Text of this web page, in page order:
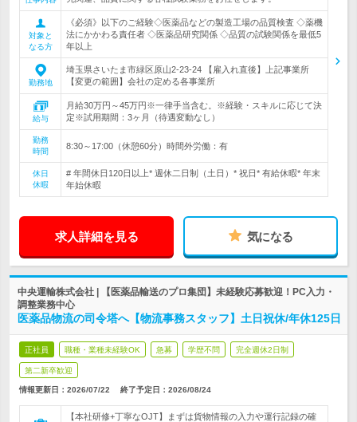
対象と
なる方
《必須》以下のご経験◇医薬品などの製造工場の品質検査 ◇薬機
法にかかわる責任者 ◇医薬品研究関係 ◇品質の試験関係を最低5
年以上
勤務地
埼玉県さいたま市緑区原山2-23-24 【雇入れ直後】上記事業所
【変更の範囲】会社の定める各事業所
給与
月給30万円～45万円※一律手当含む。※経験・スキルに応じて決
定※試用期間：3ヶ月（待遇変動なし）
勤務
時間
8:30～17:00（休憩60分）時間外労働：有
休日
休暇
# 年間休日120日以上* 週休二日制（土日）* 祝日* 有給休暇* 年末
年始休暇
求人詳細を見る 気になる
中央運輸株式会社 | 【医薬品輸送のプロ集団】未経験応募歓迎！PC入力・
調整業務中心
医薬品物流の司令塔へ【物流事務スタッフ】土日祝休/年休125日
正社員 職種・業種未経験OK 急募 学歴不問 完全週休2日制
第二新卒歓迎
情報更新日：2026/07/22 終了予定日： 2026/08/24
【本社研修+丁寧なOJT】まずは貨物情報の入力や運行記録の確